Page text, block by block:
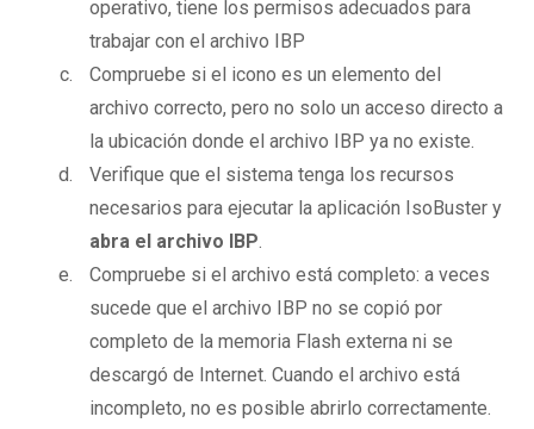
operativo, tiene los permisos adecuados para
trabajar con el archivo IBP
Compruebe si el icono es un elemento del
archivo correcto, pero no solo un acceso directo a
la ubicación donde el archivo IBP ya no existe.
Verifique que el sistema tenga los recursos
necesarios para ejecutar la aplicación IsoBuster y
abra el archivo IBP.
Compruebe si el archivo está completo: a veces
sucede que el archivo IBP no se copió por
completo de la memoria Flash externa ni se
descargó de Internet. Cuando el archivo está
incompleto, no es posible abrirlo correctamente.